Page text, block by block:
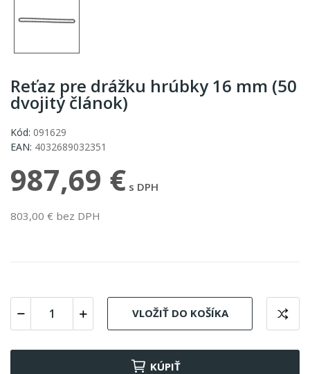
Reťaz pre drážku hrúbky 16 mm (50
dvojitý článok)
Kód: 091629
EAN: 4032689032351
987,69 € s DPH
803,00 € bez DPH
VLOŽIŤ DO KOŠÍKA
KÚPIŤ